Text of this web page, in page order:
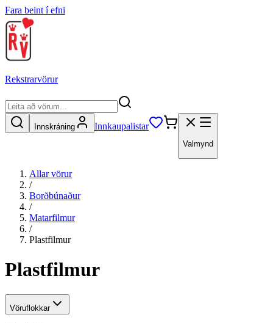
Fara beint í efni
Rekstrarvörur
Innskráning Innkaupalistar
Valmynd
Allar vörur
/
Borðbúnaður
/
Matarfilmur
/
Plastfilmur
Plastfilmur
Vöruflokkar